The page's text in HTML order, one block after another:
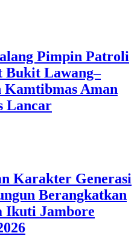
Pimpin Patroli
Bukit Lawang–
Kamtibmas Aman
Lancar
Karakter Generasi
Berangkatkan
Ikuti Jambore